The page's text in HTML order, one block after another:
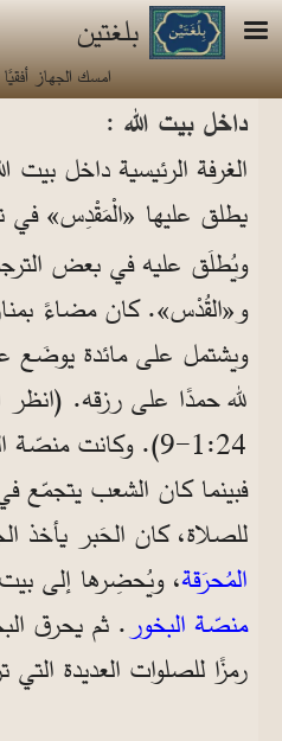
تجاوز إلى المحتوى الرئيسي
بلغتين
امسك الجهاز أفقيًا
داخل بيت الله :
الغرفة الرئيسية داخل بيت
يطلق عليها «الْمَقْدِس»
ويُطلَق عليه في بعض
و«القُدْس». كان مضاءً
ويشتمل على مائدة يوضَع
لله حمدًا على رزقه. (انظر
24:‏1-‏9). وكانت
فبينما كان الشعب يتجمّع
للصلاة، كان الحَبر يأخذ
المُحرَقة، ويُحضِرها إلى
منصّة البخور. ثم يحرق
رمزًا للصلوات العديدة التي